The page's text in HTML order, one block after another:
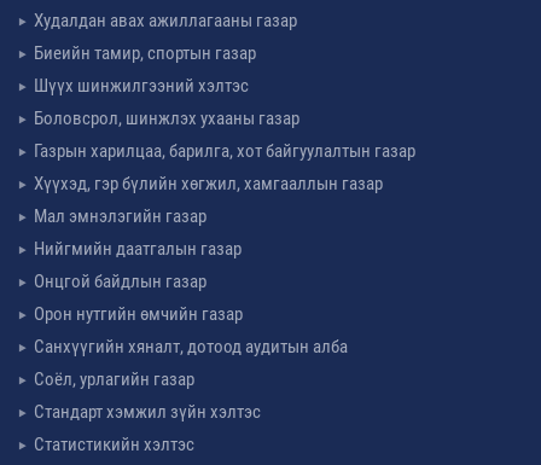
Худалдан авах ажиллагааны газар
Биеийн тамир, спортын газар
Шүүх шинжилгээний хэлтэс
Боловсрол, шинжлэх ухааны газар
Газрын харилцаа, барилга, хот байгуулалтын газар
Хүүхэд, гэр бүлийн хөгжил, хамгааллын газар
Мал эмнэлэгийн газар
Нийгмийн даатгалын газар
Онцгой байдлын газар
Орон нутгийн өмчийн газар
Санхүүгийн хяналт, дотоод аудитын алба
Соёл, урлагийн газар
Стандарт хэмжил зүйн хэлтэс
Статистикийн хэлтэс